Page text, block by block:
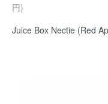
円)
Juice Box Nectie (Red